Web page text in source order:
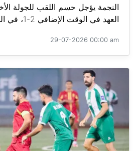
النجمة يؤجل حسم اللقب للجولة
العهد في الوقت الإضافي 2-1، في الجولة ال...
29-07-2026 00:00 am